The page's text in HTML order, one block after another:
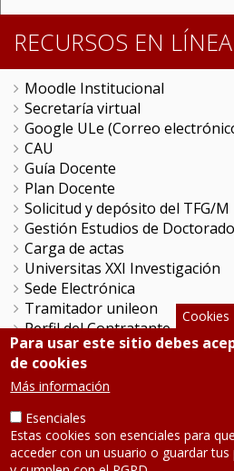
RECURSOS EN LÍNEA
Moodle Institucional
Secretaría virtual
Google ULe (Correo
CAU
Guía Docente
Plan Docente
Solicitud y depósito del TFG/M
Gestión Estudios de Doctorado
Carga de actas
Universitas XXI Investigación
Sede Electrónica
Tramitador unileon
Perfil del Contratante
Portal del Empleado
Servicio de Informática y
SÍGUENOS
Teléfono: 987
Cookies
Para usar este sitio debes
de cookies
Más información
Esenciales
Estas cookies son esenciales para
acceder con un usuario o guardar